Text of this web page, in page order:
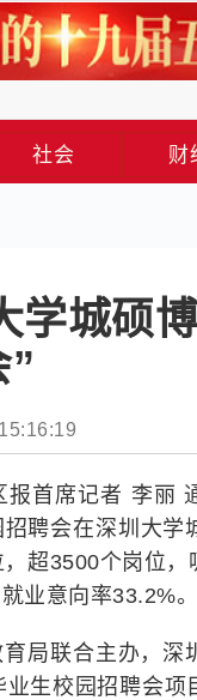
社会 财
学城硕
报首席记者 李丽
聘会在深圳大学
超3500个岗位，
业意向率33.2%。
局联合主办，深
生校园招聘会项